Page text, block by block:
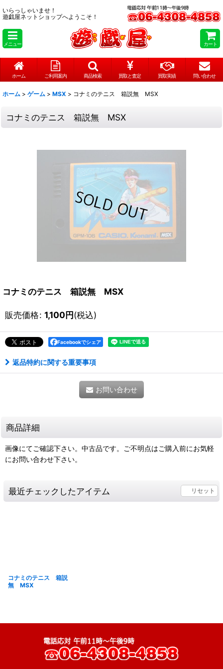
いらっしゃいませ！
遊戯屋ネットショップへようこそ！
メニュー カート
ホーム ご利用案内 商品検索 買取と査定 買取実績 問い合わせ
ホーム > ゲーム > MSX > コナミのテニス 箱説無 MSX
コナミのテニス 箱説無 MSX
コナミのテニス 箱説無 MSX
販売価格: 1,100円(税込)
Facebookでシェア
返品特約に関する重要事項
お問い合わせ
商品詳細
画像にてご確認下さい。中古品です。ご不明点はご購入前にお気軽
にお問い合わせ下さい。
最近チェックしたアイテム リセット
コナミのテニス 箱説
無 MSX